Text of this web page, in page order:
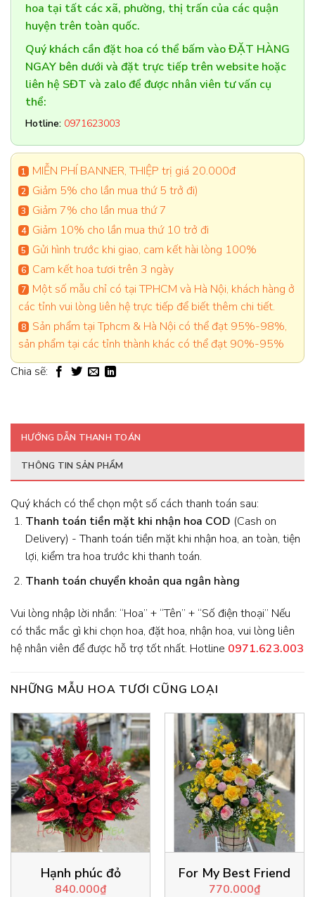
hoa tại tất các xã, phường, thị trấn của các quận
huyện trên toàn quốc.
Quý khách cần đặt hoa có thể bấm vào ĐẶT HÀNG
NGAY bên dưới và đặt trực tiếp trên website hoặc
liên hệ SĐT và zalo để được nhân viên tư vấn cụ
thể:
Hotline: 0971623003
MIỄN PHÍ BANNER, THIỆP trị giá 20.000đ
Giảm 5% cho lần mua thứ 5 trở đi)
Giảm 7% cho lần mua thứ 7
Giảm 10% cho lần mua thứ 10 trở đi
Gửi hình trước khi giao, cam kết hài lòng 100%
Cam kết hoa tươi trên 3 ngày
Một số mẫu chỉ có tại TPHCM và Hà Nội, khách hàng ở
các tỉnh vui lòng liên hệ trực tiếp để biết thêm chi tiết.
Sản phẩm tại Tphcm & Hà Nội có thể đạt 95%-98%,
sản phẩm tại các tỉnh thành khác có thể đạt 90%-95%
Chia sẽ:
HƯỚNG DẪN THANH TOÁN
THÔNG TIN SẢN PHẨM
Quý khách có thể chọn một số cách thanh toán sau:
Thanh toán tiền mặt khi nhận hoa COD (Cash on
Delivery) - Thanh toán tiền mặt khi nhận hoa, an toàn, tiện
lợi, kiểm tra hoa trước khi thanh toán.
Thanh toán chuyển khoản qua ngân hàng
Vui lòng nhập lời nhắn: “Hoa” + “Tên” + “Số điện thoại” Nếu
có thắc mắc gì khi chọn hoa, đặt hoa, nhận hoa, vui lòng liên
hệ nhân viên để được hỗ trợ tốt nhất. Hotline 0971.623.003
NHỮNG MẪU HOA TƯƠI CŨNG LOẠI
Hạnh phúc đỏ
840.000₫
For My Best Friend
770.000₫